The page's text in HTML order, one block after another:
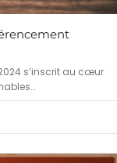
s’inscrit au cœur